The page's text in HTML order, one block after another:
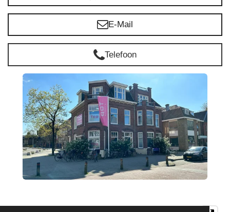
E-Mail
Telefoon